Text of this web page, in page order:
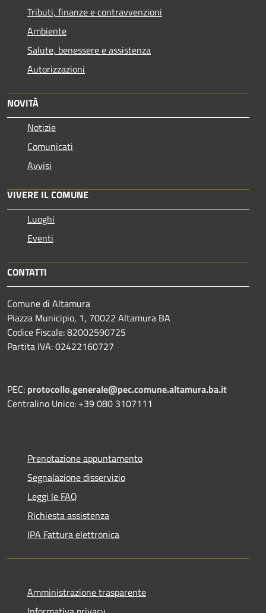
Tributi, finanze e contravvenzioni
Ambiente
Salute, benessere e assistenza
Autorizzazioni
NOVITÀ
Notizie
Comunicati
Avvisi
VIVERE IL COMUNE
Luoghi
Eventi
CONTATTI
Comune di Altamura
Piazza Municipio, 1, 70022 Altamura BA
Codice Fiscale: 82002590725
Partita IVA: 02422160727
PEC: protocollo.generale@pec.comune.altamura.ba.it
Centralino Unico: +39 080 3107111
Prenotazione appuntamento
Segnalazione disservizio
Leggi le FAQ
Richiesta assistenza
IPA Fattura elettronica
Amministrazione trasparente